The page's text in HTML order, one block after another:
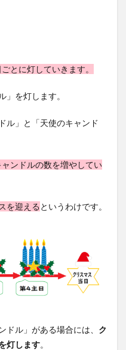
とに灯していきます。
」を灯します。
ル」と「天使のキャンド
ンドルの数を増やしてい
を迎えるというわけです。
ドル」がある場合には、 ク
灯します。